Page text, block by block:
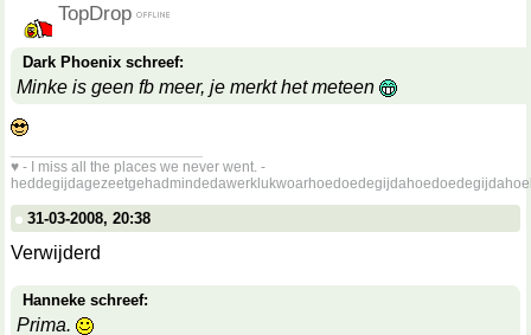
TopDrop
Dark Phoenix schreef:
Minke is geen fb meer, je merkt het meteen
♥ - I miss all the places we never went. -
31-03-2008, 20:38
Verwijderd
Hanneke schreef:
Prima.